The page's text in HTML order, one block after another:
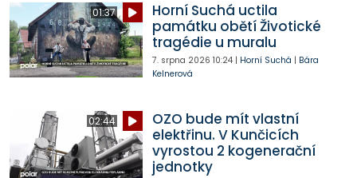
01:37
Horní Suchá uctila
památku obětí Životické
tragédie u muralu
7. srpna 2026 10:24| Horní Suchá | Bára
Kelnerová
02:44
OZO bude mít vlastní
elektřinu. V Kunčicích
vyrostou 2 kogenerační
jednotky